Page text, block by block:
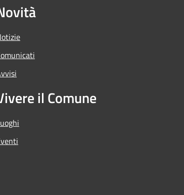
il Comune